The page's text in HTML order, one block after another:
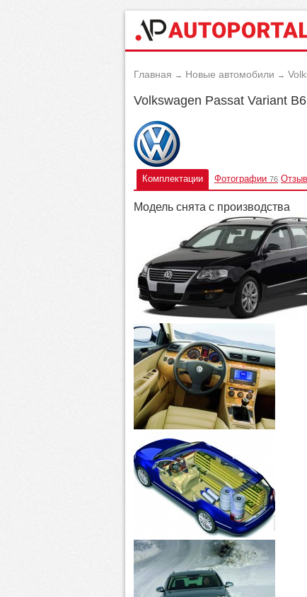
Главная → Новые автомобили →
Volkswagen Passat Variant
Комплектации Фотографии 76
Модель снята с производства